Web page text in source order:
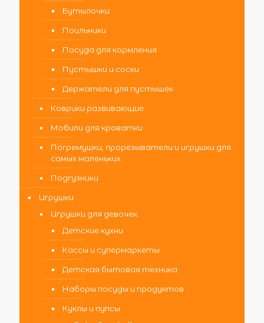
Бутылочки
Поильники
Посуда для кормления
Пустышки и соски
Держатели для пустышек
Коврики развивающие
Мобили для кроватки
Погремушки, прорезыватели и игрушки для
самых маленьких
Подгузники
Игрушки
Игрушки для девочек
Детские кухни
Кассы и супермаркеты
Детская бытовая техника
Наборы посуды и продуктов
Куклы и пупсы